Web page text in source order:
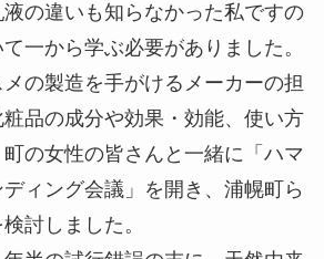
の違いも知らなかった私ですの
一から学ぶ必要がありました。
の製造を手がけるメーカーの担
品の成分や効果・効能、使い方
の女性の皆さんと一緒に「ハマ
ィング会議」を開き、浦幌町ら
討しました。